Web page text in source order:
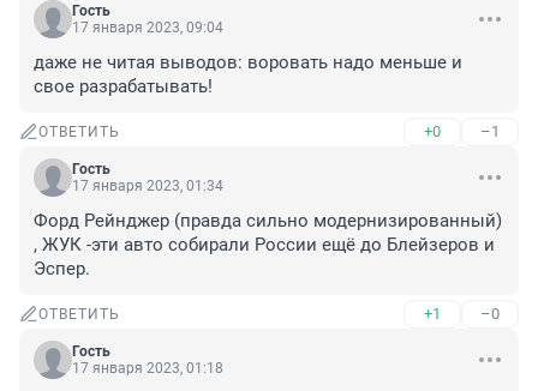
Гость
17 января 2023, 09:04
даже не читая выводов: воровать надо меньше и
свое разрабатывать!
ОТВЕТИТЬ +0 –1
Гость
17 января 2023, 01:34
Форд Рейнджер (правда сильно модернизированный)
, ЖУК -эти авто собирали России ещё до Блейзеров и
Эспер.
ОТВЕТИТЬ +1 –0
Гость
17 января 2023, 01:18